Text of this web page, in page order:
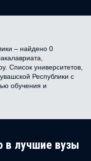
– найдено 0
Список университетов,
Республики с
обучения и
в лучшие вузы